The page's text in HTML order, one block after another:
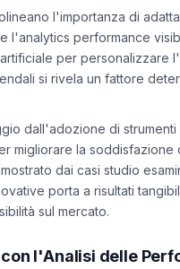
l'importanza di
l'analytics performance
per personalizzare
si rivela un fattore
dall'adozione di strumenti
migliorare la soddisfazione
dai casi studio
porta a risultati